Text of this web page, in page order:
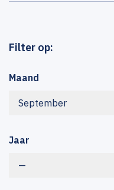
Filter op:
Maand
September
Jaar
—